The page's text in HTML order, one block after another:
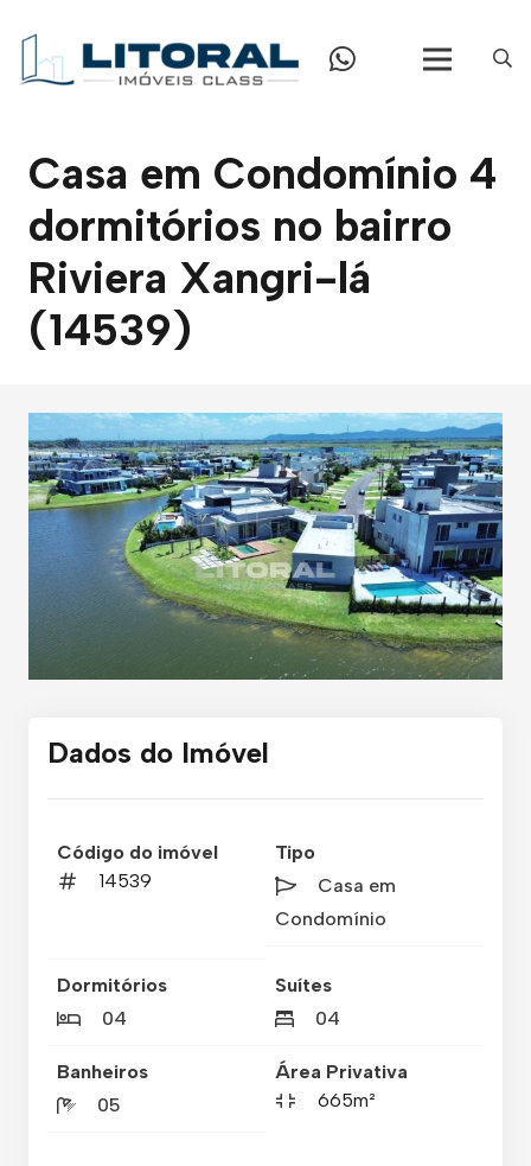
Casa em Condomínio 4
dormitórios no bairro
Riviera Xangri-lá
(14539)
Dados do Imóvel
Código do imóvel
14539
Tipo
Casa em
Condomínio
Dormitórios
04
Suítes
04
Banheiros
05
Área Privativa
665m²